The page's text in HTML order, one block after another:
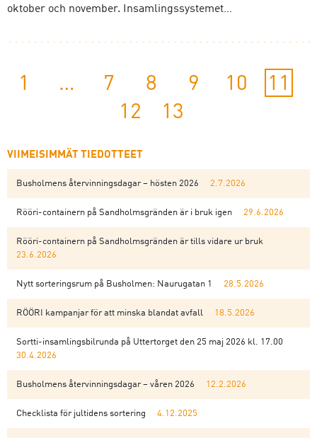
oktober och november. Insamlingssystemet…
1 … 7 8 9 10
11
12
13
VIIMEISIMMÄT TIEDOTTEET
Busholmens återvinningsdagar – hösten 2026 2.7.2026
Rööri-containern på Sandholmsgränden är i bruk igen 29.6.2026
Rööri-containern på Sandholmsgränden är tills vidare ur bruk
23.6.2026
Nytt sorteringsrum på Busholmen: Naurugatan 1 28.5.2026
RÖÖRI kampanjar för att minska blandat avfall 18.5.2026
Sortti-insamlingsbilrunda på Uttertorget den 25 maj 2026 kl. 17.00
30.4.2026
Busholmens återvinningsdagar – våren 2026 12.2.2026
Checklista för jultidens sortering 4.12.2025